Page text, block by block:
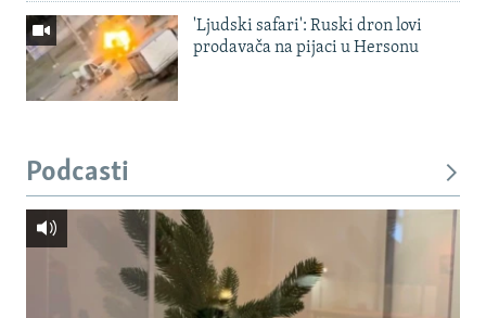
'Ljudski safari': Ruski dron lovi
prodavača na pijaci u Hersonu
Podcasti